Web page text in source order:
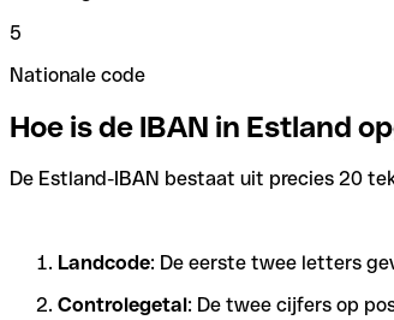
5
Nationale code
Hoe is de IBAN in Estland
De Estland-IBAN bestaat uit precies 20
Landcode: De eerste twee letters
Controlegetal: De twee cijfers op